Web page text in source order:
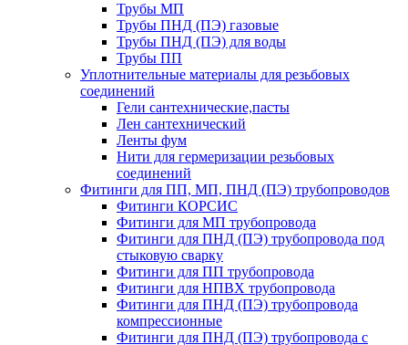
Трубы МП
Трубы ПНД (ПЭ) газовые
Трубы ПНД (ПЭ) для воды
Трубы ПП
Уплотнительные материалы для резьбовых
соединений
Гели сантехнические,пасты
Лен сантехнический
Ленты фум
Нити для гермеризации резьбовых
соединений
Фитинги для ПП, МП, ПНД (ПЭ) трубопроводов
Фитинги КОРСИС
Фитинги для МП трубопровода
Фитинги для ПНД (ПЭ) трубопровода под
стыковую сварку
Фитинги для ПП трубопровода
Фитинги для НПВХ трубопровода
Фитинги для ПНД (ПЭ) трубопровода
компрессионные
Фитинги для ПНД (ПЭ) трубопровода с